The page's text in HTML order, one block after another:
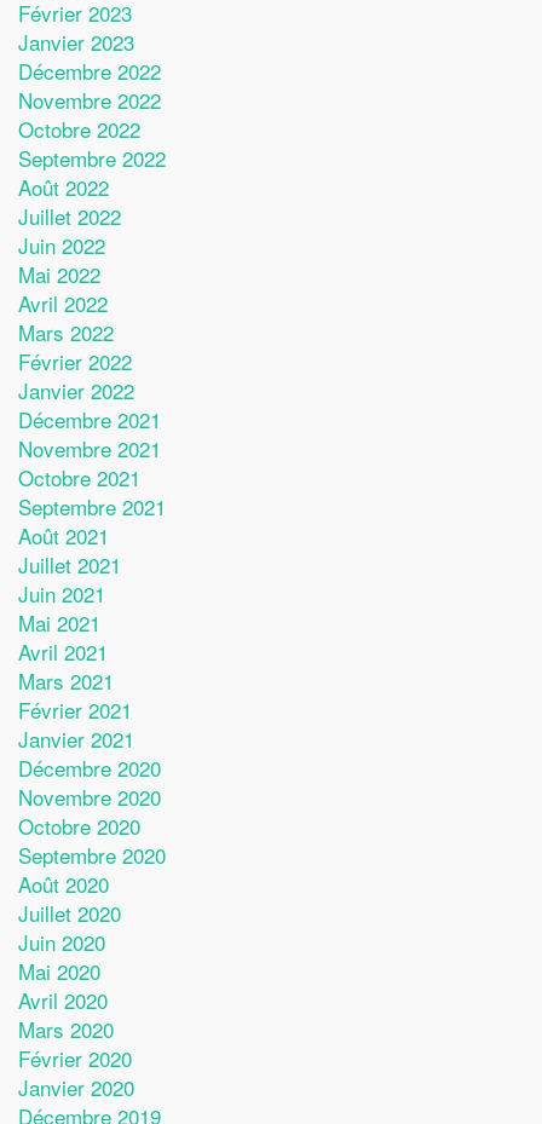
Février 2023
Janvier 2023
Décembre 2022
Novembre 2022
Octobre 2022
Septembre 2022
Août 2022
Juillet 2022
Juin 2022
Mai 2022
Avril 2022
Mars 2022
Février 2022
Janvier 2022
Décembre 2021
Novembre 2021
Octobre 2021
Septembre 2021
Août 2021
Juillet 2021
Juin 2021
Mai 2021
Avril 2021
Mars 2021
Février 2021
Janvier 2021
Décembre 2020
Novembre 2020
Octobre 2020
Septembre 2020
Août 2020
Juillet 2020
Juin 2020
Mai 2020
Avril 2020
Mars 2020
Février 2020
Janvier 2020
Décembre 2019